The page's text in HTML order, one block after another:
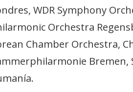
WDR Symphony
Orchestra
Chamber Orchestra,
Bremen,